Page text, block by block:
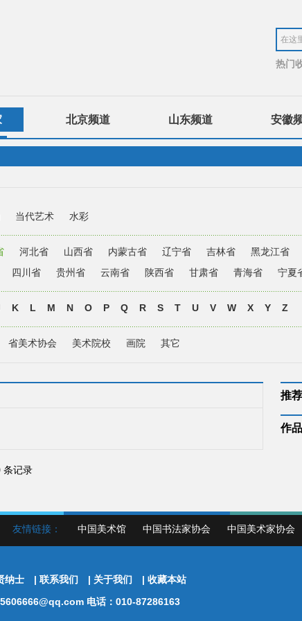
热门
北京频道 山东频道 安徽
当代艺术 水彩
河北省 山西省 内蒙古省 辽宁省 吉林省 黑龙江省
四川省 贵州省 云南省 陕西省 甘肃省 青海省 宁夏
K L M N O P Q R S T U V W X Y Z
省美术协会 美术院校 画院 其它
条记录
推
作
友情链接： 中国美术馆 中国书法家协会 中国美术家协会
纳士 | 联系我们 | 关于我们 | 收藏本站
电话：010-87286163